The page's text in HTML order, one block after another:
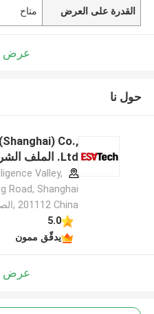
القدرة على العرض متاح
عرض
حول نا
Co.,
Ltd. الملف الشركة المصنعة
Valley,
Road, Shanghai
201112 China ,الصين
5.0
يدقّق ممون
عرض